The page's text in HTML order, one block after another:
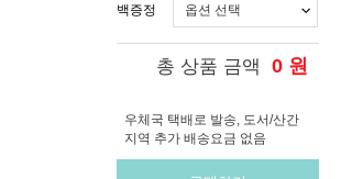
백증정
총 상품 금액 0 원
우체국 택배로 발송, 도서/산간
지역 추가 배송요금 없음